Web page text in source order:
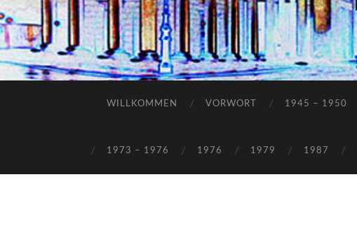
WILLKOMMEN VORWORT 1945 – 1950
1973 – 1976 1976 1979 1987